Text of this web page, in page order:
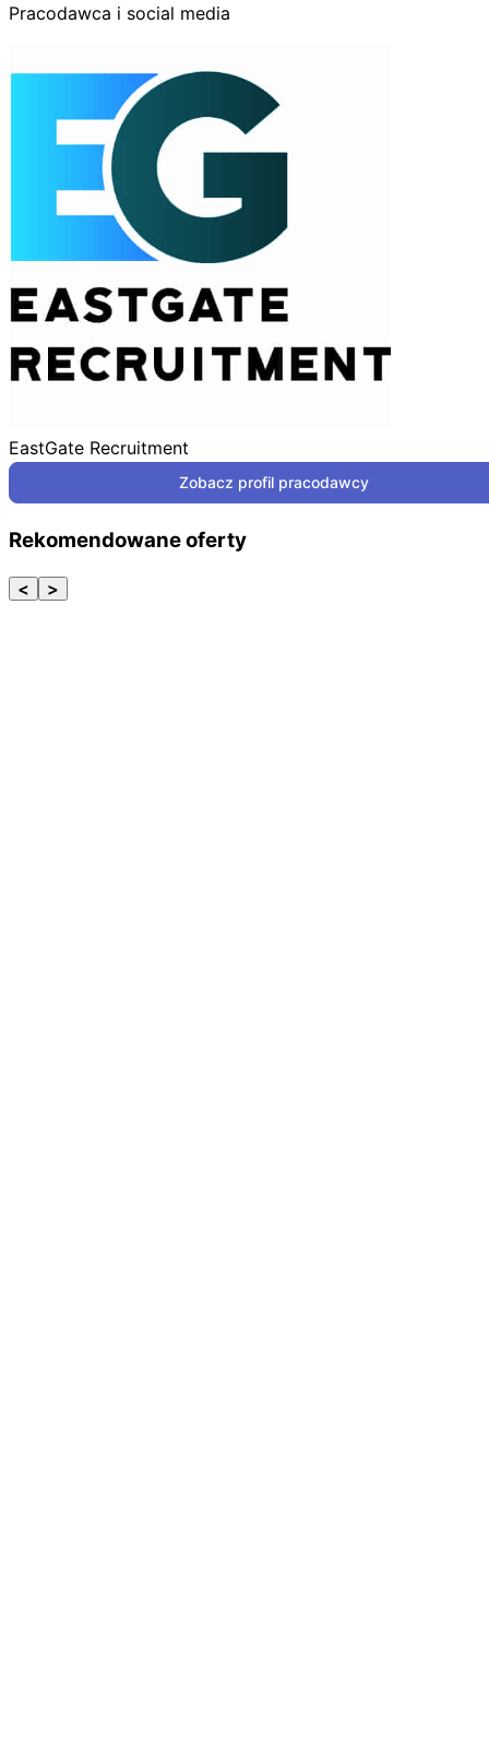
Pracodawca i social media
EastGate Recruitment
Zobacz profil pracodawcy
Rekomendowane oferty
< >